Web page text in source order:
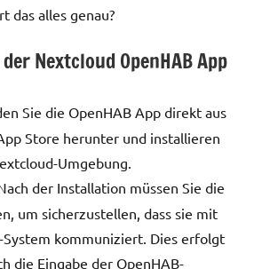
das alles genau?
Nextcloud OpenHAB App
Sie die OpenHAB App direkt aus
Store herunter und installieren
Umgebung.
der Installation müssen Sie die
um sicherzustellen, dass sie mit
System kommuniziert. Dies erfolgt
die Eingabe der OpenHAB-